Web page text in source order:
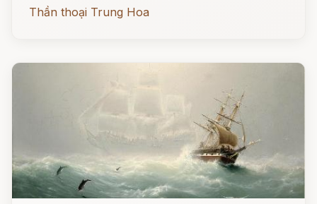
Thần thoại Trung Hoa